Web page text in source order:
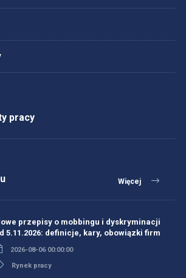
pracy
Więcej
przepisy o mobbingu i dyskryminacji
5.11.2026: definicje, kary, obowiązki firm
2026-08-06 00:00:00
Rynek pracy